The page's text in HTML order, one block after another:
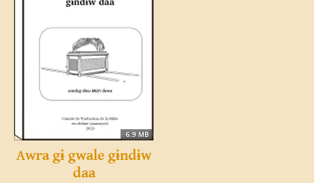
6.9 MB
Awra gɨ gwale gɨndɨw
daa